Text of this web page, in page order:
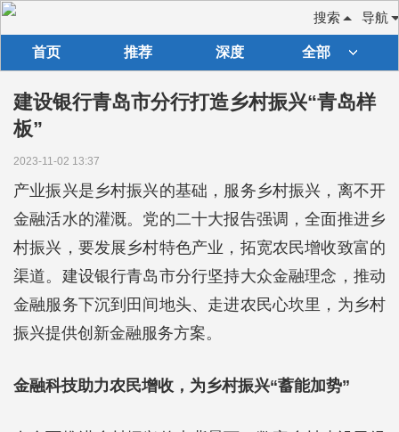
导航
搜索
首页 推荐 深度 全部
建设银行青岛市分行打造乡村振兴“青岛样
板”
2023-11-02 13:37
产业振兴是乡村振兴的基础，服务乡村振兴，离不开
金融活水的灌溉。党的二十大报告强调，全面推进乡
村振兴，要发展乡村特色产业，拓宽农民增收致富的
渠道。建设银行青岛市分行坚持大众金融理念，推动
金融服务下沉到田间地头、走进农民心坎里，为乡村
振兴提供创新金融服务方案。
金融科技助力农民增收，为乡村振兴“蓄能加势”